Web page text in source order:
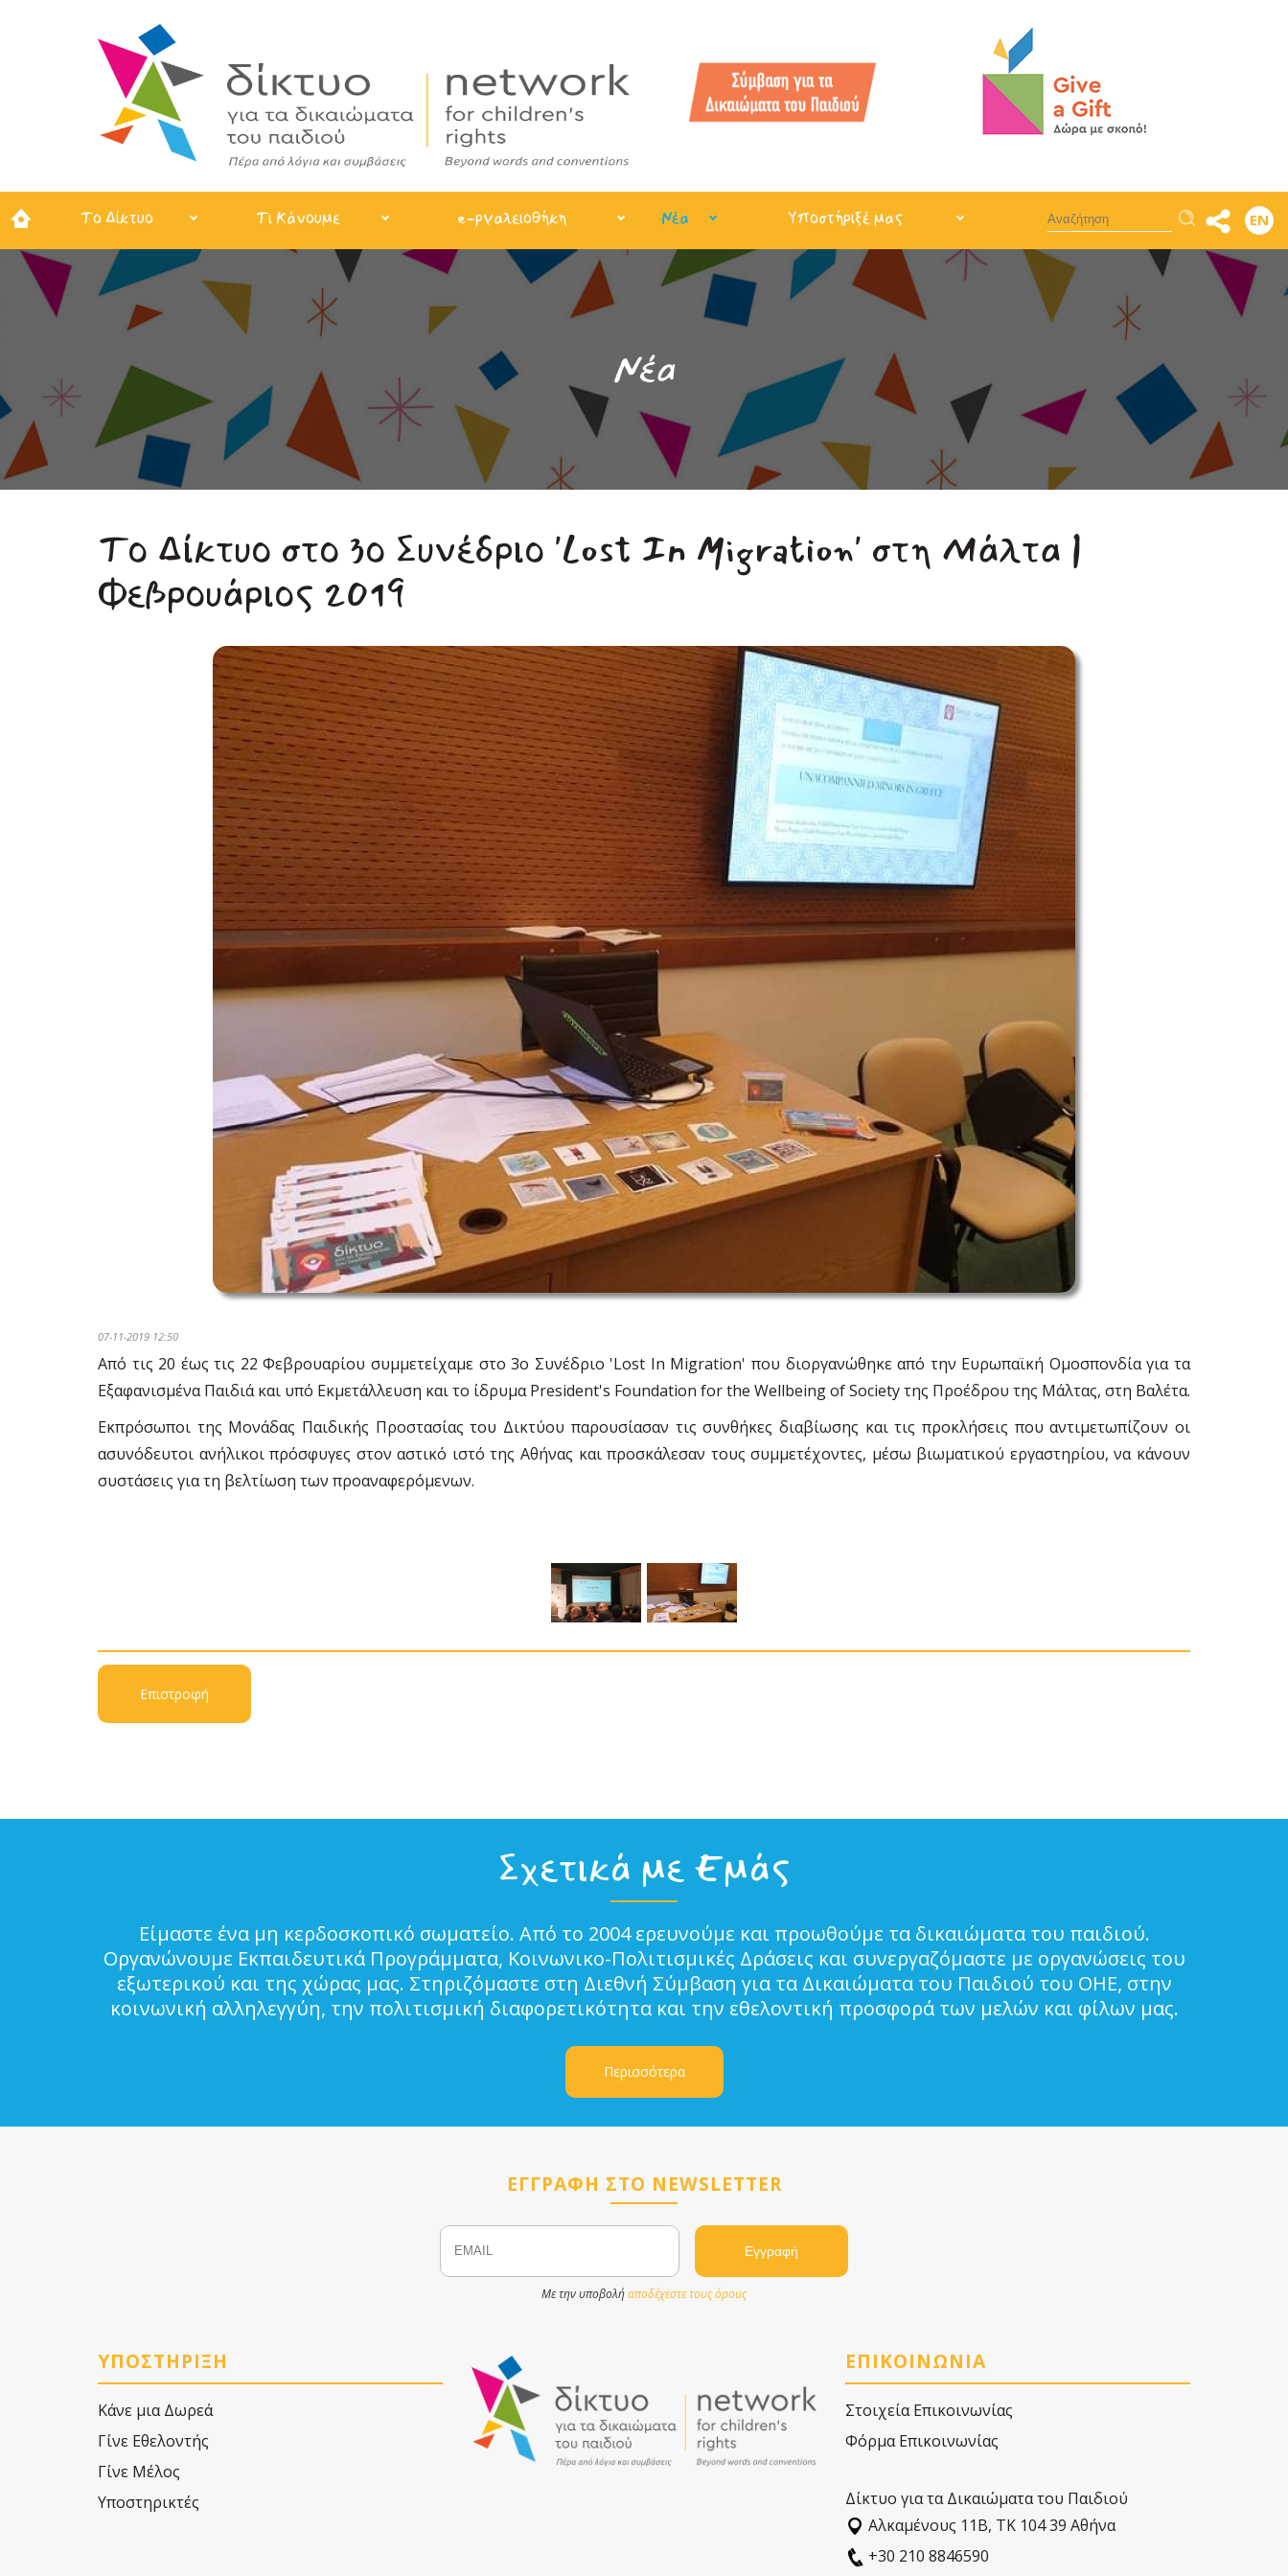
Το Δίκτυο Τι Κάνουμε e-ργαλειοθήκη Νέα Υποστήριξέ μας Αναζήτηση EN
Νέα
Το Δίκτυο στο 3ο Συνέδριο 'Lost Ιn Migration' στη Μάλτα |
Φεβρουάριος 2019
07-11-2019 12:50
Από τις 20 έως τις 22 Φεβρουαρίου συμμετείχαμε στο 3ο Συνέδριο 'Lost Ιn Migration' που διοργανώθηκε από την Ευρωπαϊκή Ομοσπονδία για τα
Εξαφανισμένα Παιδιά και υπό Εκμετάλλευση και το ίδρυμα President's Foundation for the Wellbeing of Society της Προέδρου της Μάλτας, στη Βαλέτα.
Εκπρόσωποι της Μονάδας Παιδικής Προστασίας του Δικτύου παρουσίασαν τις συνθήκες διαβίωσης και τις προκλήσεις που αντιμετωπίζουν οι
ασυνόδευτοι ανήλικοι πρόσφυγες στον αστικό ιστό της Αθήνας και προσκάλεσαν τους συμμετέχοντες, μέσω βιωματικού εργαστηρίου, να κάνουν
συστάσεις για τη βελτίωση των προαναφερόμενων.
Επιστροφή
Σχετικά με Εμάς
Είμαστε ένα μη κερδοσκοπικό σωματείο. Από το 2004 ερευνούμε και προωθούμε τα δικαιώματα του παιδιού.
Οργανώνουμε Εκπαιδευτικά Προγράμματα, Κοινωνικο-Πολιτισμικές Δράσεις και συνεργαζόμαστε με οργανώσεις του
εξωτερικού και της χώρας μας. Στηριζόμαστε στη Διεθνή Σύμβαση για τα Δικαιώματα του Παιδιού του ΟΗΕ, στην
κοινωνική αλληλεγγύη, την πολιτισμική διαφορετικότητα και την εθελοντική προσφορά των μελών και φίλων μας.
Περισσότερα
ΕΓΓΡΑΦΗ ΣΤΟ NEWSLETTER
Email Name
Με την υποβολήαποδέχεστε τους όρους
ΥΠΟΣΤΗΡΙΞΗ
Κάνε μια Δωρεά
Γίνε Εθελοντής
Γίνε Μέλος
Υποστηρικτές
ΕΠΙΚΟΙΝΩΝΙΑ
Στοιχεία Επικοινωνίας
Φόρμα Επικοινωνίας
Δίκτυο για τα Δικαιώματα του Παιδιού
Αλκαµένους 11Β, ΤΚ 104 39 Αθήνα
+30 210 8846590